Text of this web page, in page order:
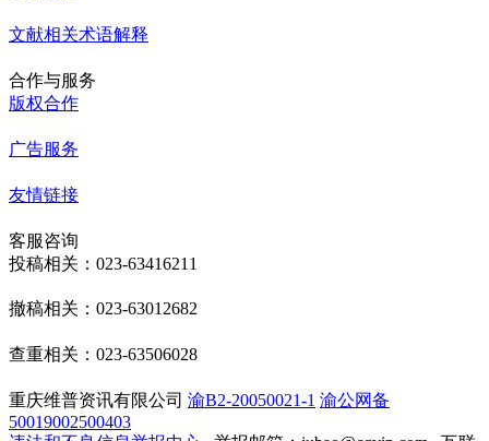
文献相关术语解释
合作与服务
版权合作
广告服务
友情链接
客服咨询
投稿相关：023-63416211
撤稿相关：023-63012682
查重相关：023-63506028
重庆维普资讯有限公司 渝B2-20050021-1 渝公网备
50019002500403